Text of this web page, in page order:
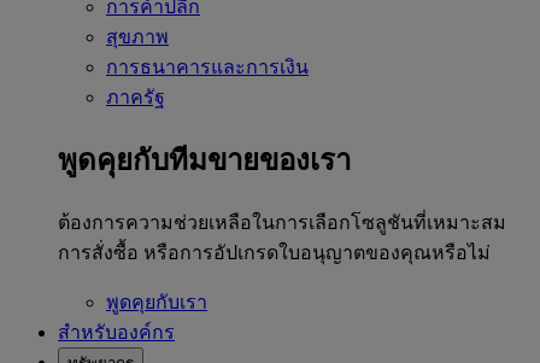
การค้าปลีก
สุขภาพ
การธนาคารและการเงิน
ภาครัฐ
พูดคุยกับทีมขายของเรา
ต้องการความช่วยเหลือในการเลือกโซลูชันที่เหมาะสม
การสั่งซื้อ หรือการอัปเกรดใบอนุญาตของคุณหรือไม่
พูดคุยกับเรา
สำหรับองค์กร